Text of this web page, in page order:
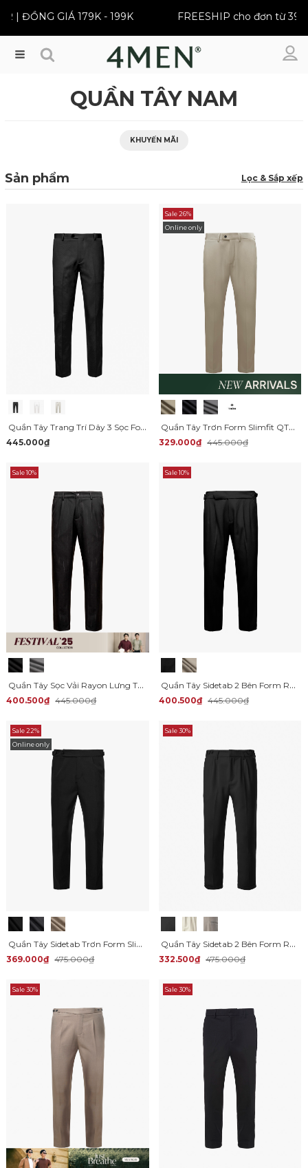
GIÁ 179K - 199K FREESHIP cho đơn từ 399K
Menu
QUẦN TÂY NAM
KHUYẾN MÃI
Sản phẩm Lọc & Sắp xếp
Quần Tây Trang Trí Dây 3 Sọc Form Regular QT073
445.000₫
Sale 26%
Online only
Quần Tây Trơn Form Slimfit QT071
329.000₫ 445.000₫
Sale 10%
Quần Tây Sọc Vải Rayon Lưng Thun Form Regular QT072
400.500₫ 445.000₫
Sale 10%
Quần Tây Sidetab 2 Bên Form Regular QT070
400.500₫ 445.000₫
Sale 22%
Online only
Quần Tây Sidetab Trơn Form Slimfit QT069
369.000₫ 475.000₫
Sale 30%
Quần Tây Sidetab 2 Bên Form Regular QT068
332.500₫ 475.000₫
Sale 30% Sale 30%